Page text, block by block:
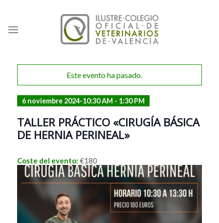
content
Este evento ha pasado.
6 noviembre 2024-10:30 AM - 1:30 PM
TALLER PRÁCTICO «CIRUGÍA BÁSICA
DE HERNIA PERINEAL»
€180